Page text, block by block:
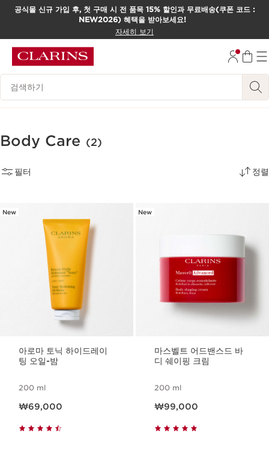
컨텐츠로 이동하기
공식몰 신규 가입 후, 첫 구매 시 전 품목 15% 할인과 무료배송(쿠폰 코드 :
NEW2026) 혜택을 받아보세요!
자세히 보기
범례 검색하기
Body Care (2)
필터 정렬
New
아로마 토닉 하이드레이
팅 오일-밤
200 ml
₩69,000
New
마스벨트 어드밴스드 바
디 쉐이핑 크림
200 ml
₩99,000